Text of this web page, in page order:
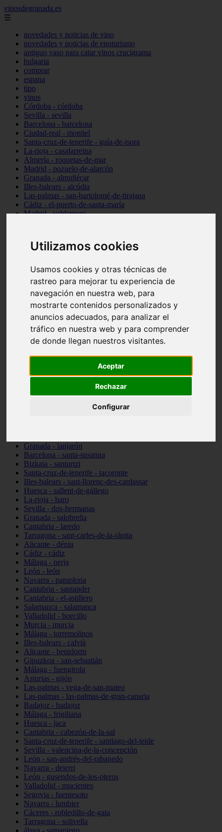
Utilizamos cookies
Usamos cookies y otras técnicas de
rastreo para mejorar tu experiencia de
navegación en nuestra web, para
mostrarte contenidos personalizados y
anuncios adecuados, para analizar el
tráfico en nuestra web y para comprender
de donde llegan nuestros visitantes.
Aceptar
Rechazar
Configurar
vinosdegranada.es
☰
novedades y noticias de vino
novedades y noticias de enoturismo
antiguo vaso para catar vinos crucigrama
bulgaria
comprar
espana
tipo
vinos
Córdoba - córdoba
Sevilla - sevilla
Barcelona - barcelona
Ciudad-real - montiel
Santa-cruz-de-tenerife - guía-de-isora
La-rioja - casalarreina
Almería - roquetas-de-mar
Madrid - pozuelo-de-alarcón
Granada - almuñécar
Illes-balears - alcúdia
Las-palmas - san-bartolomé-de-tirajana
Cádiz - el-puerto-de-santa-maría
Madrid - valdemoro
Cantabria - suances
Sevilla - bormujos
Málaga - júzcar
Huesca - alquézar
Huesca - castejón-de-sos
Lleida - alt-àneu
Córdoba - almedinilla
Navarra - zangoza
Cantabria - arenas-de-iguña
Barcelona - la-pobla-de-lillet
Murcia - cartagena
Madrid - nuevo-baztán
Granada - lanjarón
Barcelona - santa-susanna
Bizkaia - santurtzi
Santa-cruz-de-tenerife - tacoronte
Illes-balears - sant-llorenç-des-cardassar
Huesca - sallent-de-gállego
La-rioja - haro
Sevilla - dos-hermanas
Granada - salobreña
Cantabria - laredo
Tarragona - sant-carles-de-la-ràpita
Alicante - dénia
Cádiz - cádiz
Málaga - nerja
León - león
Navarra - pamplona
Cantabria - santander
Cantabria - el-astillero
Salamanca - salamanca
Valladolid - boecillo
Murcia - murcia
Málaga - torremolinos
Illes-balears - calvià
Alicante - benidorm
Gipuzkoa - san-sebastián
Málaga - fuengirola
Asturias - gijón
Las-palmas - vega-de-san-mateo
Las-palmas - las-palmas-de-gran-canaria
Badajoz - badajoz
Málaga - frigiliana
Huesca - jaca
Cantabria - cabezón-de-la-sal
Santa-cruz-de-tenerife - santiago-del-teide
Sevilla - valencina-de-la-concepción
León - san-andrés-del-rabanedo
Navarra - deierri
León - gusendos-de-los-oteros
Valladolid - mucientes
Segovia - fuentesoto
Navarra - lumbier
Cáceres - robledillo-de-gata
Tarragona - solivella
álava - samaniego